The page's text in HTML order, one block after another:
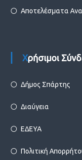
Αποτελέσματα
Χρήσιμοι
Δήμος Σπάρτης
Διαύγεια
ΕΔΕΥΑ
Πολιτική